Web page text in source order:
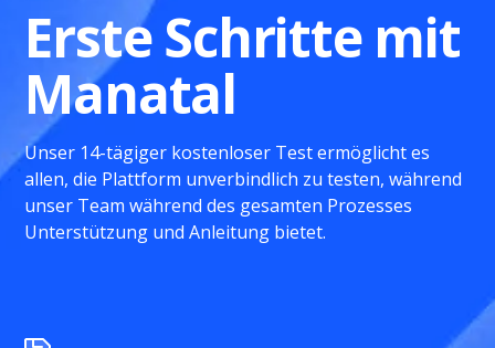
Erste Schritte mit
Manatal
Unser 14-tägiger kostenloser Test ermöglicht es
allen, die Plattform unverbindlich zu testen, während
unser Team während des gesamten Prozesses
Unterstützung und Anleitung bietet.